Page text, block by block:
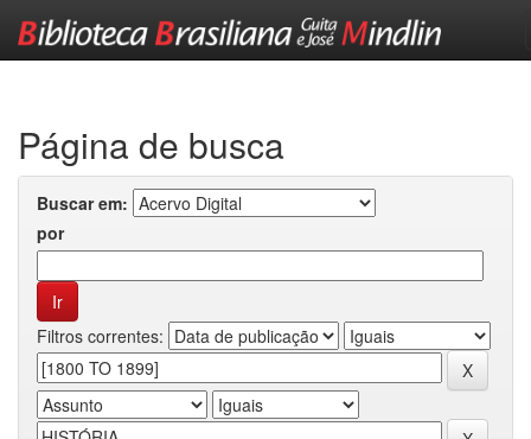
Página de busca
Buscar em:
por
Filtros correntes: